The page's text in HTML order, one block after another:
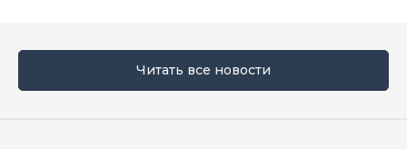
Читать все новости